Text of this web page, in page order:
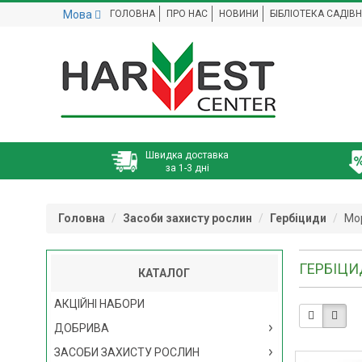
Мова ГОЛОВНА ПРО НАС НОВИНИ БІБЛІОТЕКА
Швидка доставка
за 1-3 дні
Головна Засоби захисту рослин Гербіциди
КАТАЛОГ
АКЦІЙНІ НАБОРИ
ДОБРИВА
ЗАСОБИ ЗАХИСТУ РОСЛИН